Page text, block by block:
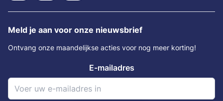
Meld je aan voor onze nieuwsbrief
Ontvang onze maandelijkse acties voor nog meer korting!
E-mailadres